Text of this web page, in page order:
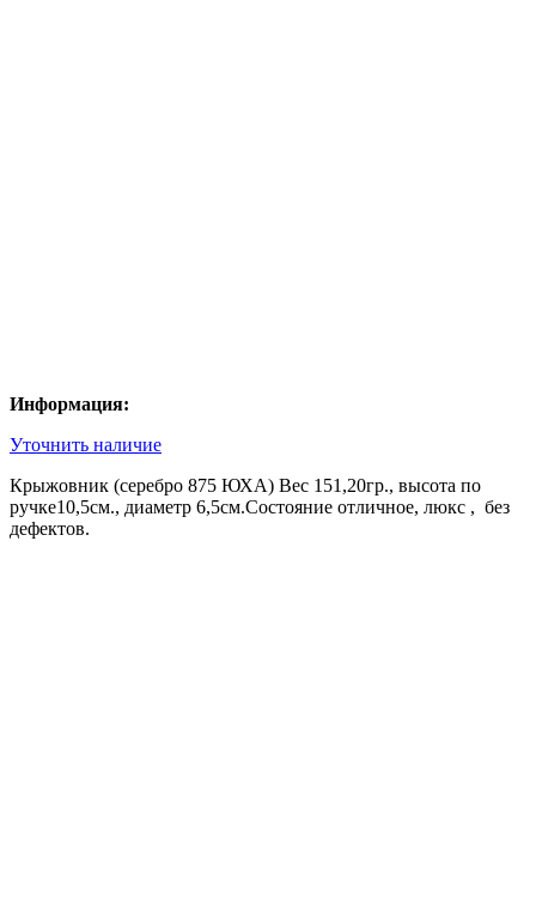
Информация:
Уточнить наличие
Крыжовник (серебро 875 ЮХА) Вес 151,20гр., высота по
ручке10,5см., диаметр 6,5см.Состояние отличное, люкс , без
дефектов.